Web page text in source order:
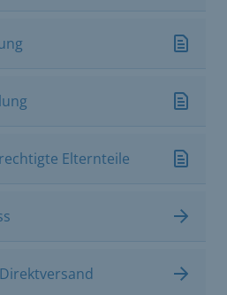
Elternteile